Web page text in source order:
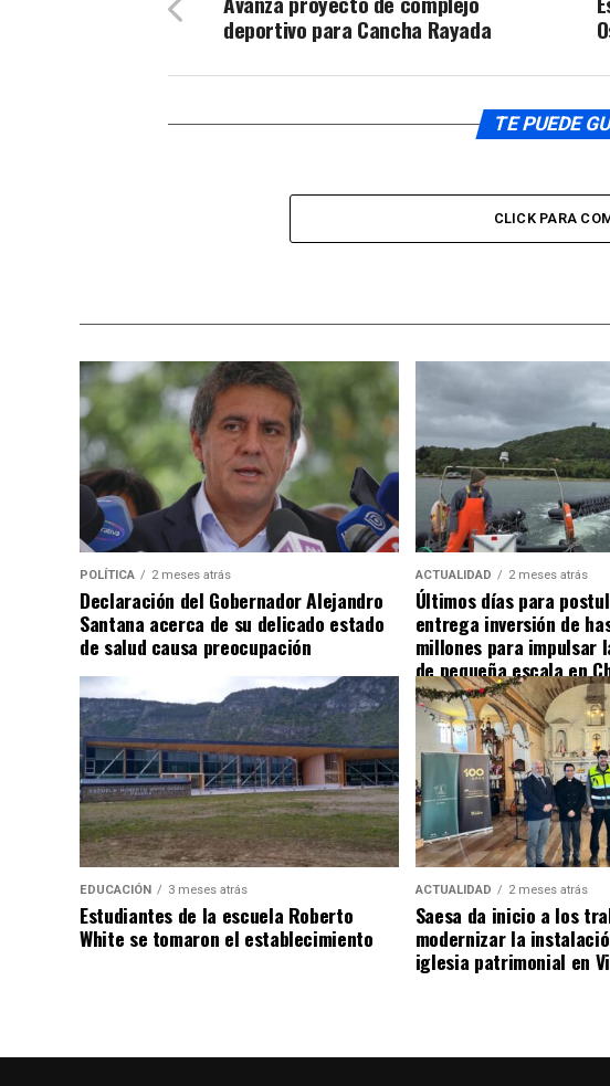
deportivo para Cancha Rayada
TE PUEDE
CLICK PARA
POLÍTICA 2 meses atrás
Declaración del Gobernador Alejandro
Santana acerca de su delicado estado
de salud causa preocupación
ACTUALIDAD 2 meses atrás
Últimos días para
entrega inversión de
millones para impulsar
de pequeña escala en
EDUCACIÓN 3 meses atrás
Estudiantes de la escuela Roberto
White se tomaron el establecimiento
ACTUALIDAD 2 meses atrás
Saesa da inicio a los
modernizar la
iglesia patrimonial en